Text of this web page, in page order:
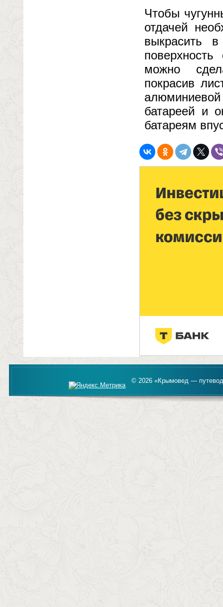
Чтобы
отдачей
выкрасить
можно
покрасив
алюминиевой
батареей и
батареям
© 2026 «Крымовед —